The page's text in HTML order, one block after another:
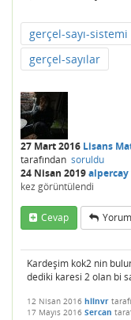
gerçel-sayı-sistemi
gerçel-sayılar
27 Mart 2016 Lisans
tarafından soruldu
24 Nisan 2019alpercay
kez görüntülendi
Cevap Yorum
Kardeşim kok2 nin
dediki karesi 2 olan bi
12 Nisan 2016 hllnvr
17 Mayıs 2016 Sercan